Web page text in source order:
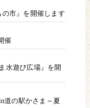
の市』を開催します
催
水遊び広場』を開
道の駅かさま～夏